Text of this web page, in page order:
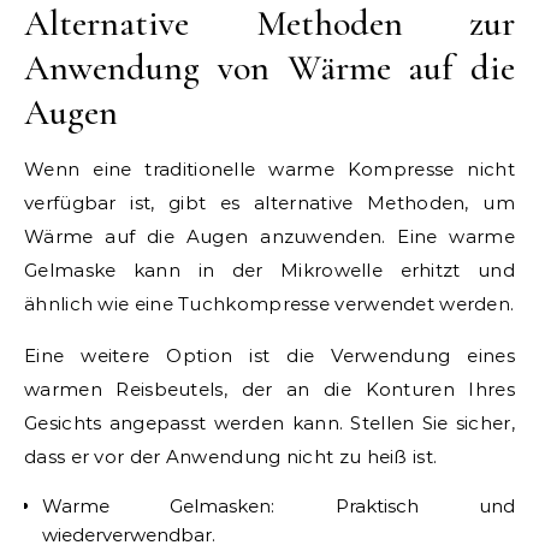
Alternative Methoden zur
Anwendung von Wärme auf die
Augen
Wenn eine traditionelle warme Kompresse nicht
verfügbar ist, gibt es alternative Methoden, um
Wärme auf die Augen anzuwenden. Eine warme
Gelmaske kann in der Mikrowelle erhitzt und
ähnlich wie eine Tuchkompresse verwendet werden.
Eine weitere Option ist die Verwendung eines
warmen Reisbeutels, der an die Konturen Ihres
Gesichts angepasst werden kann. Stellen Sie sicher,
dass er vor der Anwendung nicht zu heiß ist.
Warme Gelmasken: Praktisch und
wiederverwendbar.